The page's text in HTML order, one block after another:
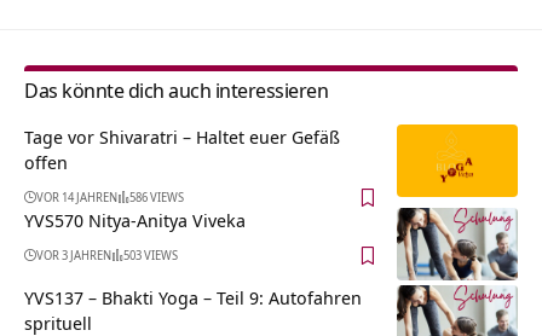
Das könnte dich auch interessieren
Tage vor Shivaratri – Haltet euer Gefäß
offen
VOR 14 JAHREN 586 VIEWS
YVS570 Nitya-Anitya Viveka
VOR 3 JAHREN 503 VIEWS
YVS137 – Bhakti Yoga – Teil 9: Autofahren
sprituell